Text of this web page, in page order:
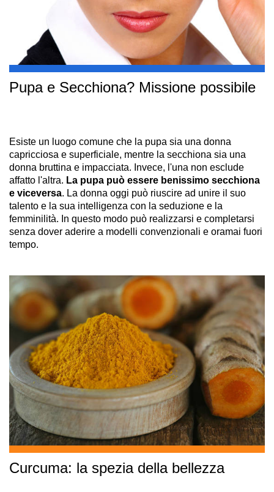
Pupa e Secchiona? Missione possibile
Esiste un luogo comune che la pupa sia una donna
capricciosa e superficiale, mentre la secchiona sia una
donna bruttina e impacciata. Invece, l'una non esclude
affatto l'altra. La pupa può essere benissimo secchiona
e viceversa. La donna oggi può riuscire ad unire il suo
talento e la sua intelligenza con la seduzione e la
femminilità. In questo modo può realizzarsi e completarsi
senza dover aderire a modelli convenzionali e oramai fuori
tempo.
Curcuma: la spezia della bellezza